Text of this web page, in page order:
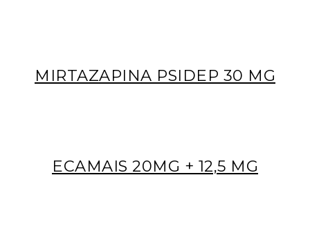
MIRTAZAPINA PSIDEP 30 MG
ECAMAIS 20MG + 12,5 MG